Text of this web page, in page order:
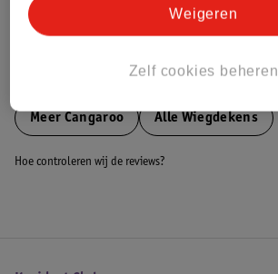
Bestel & Bezorginformatie
Meer Cangaroo Alle Wiegdekens
Hoe controleren wij de reviews?
Zelf cookies beheren
Weigeren